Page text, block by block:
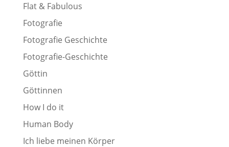
Flat & Fabulous
Fotografie
Fotografie Geschichte
Fotografie-Geschichte
Göttin
Göttinnen
How I do it
Human Body
Ich liebe meinen Körper